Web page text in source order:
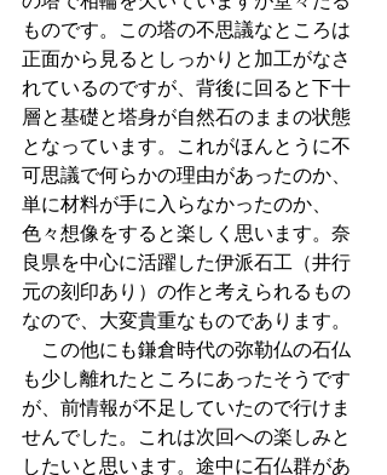
ものです。この塔の不思議なところは
正面から見るとしっかりと加工がなさ
れているのですが、背後に回ると下十
層と基礎と塔身が自然石のままの状態
となっています。これがほんとうに不
可思議で何らかの理由があったのか、
単に材料が手に入らなかったのか、
色々想像をすると楽しく思います。奈
良県を中心に活躍した伊派石工（井行
元の刻印あり）の作と考えられるもの
なので、大変貴重なものであります。
この他にも鎌倉時代の弥勒仏の石仏
も少し離れたところにあったそうです
が、前情報が不足していたので行けま
せんでした。これは次回への楽しみと
したいと思います。途中に石仏群があ